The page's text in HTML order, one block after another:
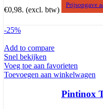
€0,98. (excl. btw)
Prijsopgave
-25%
Add to compare
Snel bekijken
Voeg toe aan favorieten
Toevoegen aan winkelwagen
Pintinox